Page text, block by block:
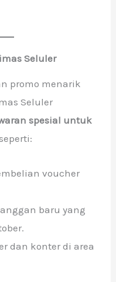
Seluler
promo menarik
Seluler
spesial untuk
voucher
baru yang
dan konter di area